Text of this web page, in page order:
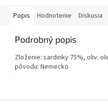
Popis Hodnotenie Diskusia
Podrobný popis
Zloženie: sardinky 75%, oliv.
pôvodu: Nemecko